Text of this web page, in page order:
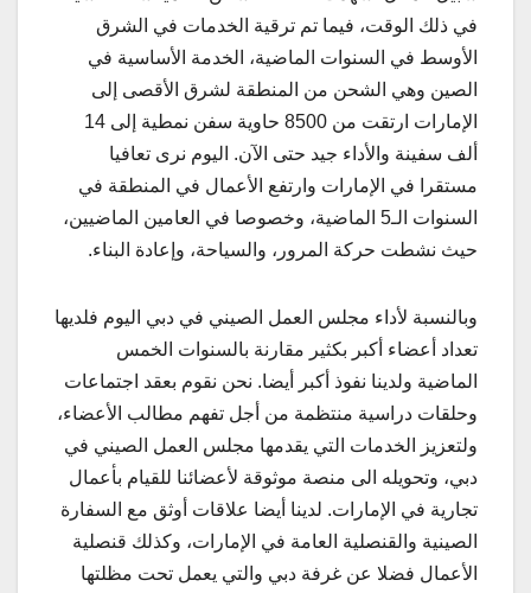
في ذلك الوقت، فيما تم ترقية الخدمات في الشرق
الأوسط في السنوات الماضية، الخدمة الأساسية في
الصين وهي الشحن من المنطقة لشرق الأقصى إلى
الإمارات ارتقت من 8500 حاوية سفن نمطية إلى 14
ألف سفينة والأداء جيد حتى الآن. اليوم نرى تعافيا
مستقرا في الإمارات وارتفع الأعمال في المنطقة في
السنوات الـ5 الماضية، وخصوصا في العامين الماضيين،
حيث نشطت حركة المرور، والسياحة، وإعادة البناء.
وبالنسبة لأداء مجلس العمل الصيني في دبي اليوم فلديها
تعداد أعضاء أكبر بكثير مقارنة بالسنوات الخمس
الماضية ولدينا نفوذ أكبر أيضا. نحن نقوم بعقد اجتماعات
وحلقات دراسية منتظمة من أجل تفهم مطالب الأعضاء،
ولتعزيز الخدمات التي يقدمها مجلس العمل الصيني في
دبي، وتحويله الى منصة موثوقة لأعضائنا للقيام بأعمال
تجارية في الإمارات. لدينا أيضا علاقات أوثق مع السفارة
الصينية والقنصلية العامة في الإمارات، وكذلك قنصلية
الأعمال فضلا عن غرفة دبي والتي يعمل تحت مظلتها